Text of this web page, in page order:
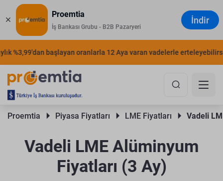
Proemtia
İş Bankası Grubu - B2B Pazaryeri
İndir
%3,99'dan başlayan oranlarla 12 Aya varan vadelerle
Proemtia Piyasa Fiyatları LME Fiyatları Vadeli
Vadeli LME Alüminyum
Fiyatları (3 Ay)